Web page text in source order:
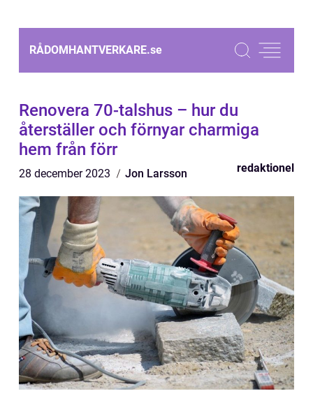
RÅDOMHANTVERKARE.se
Renovera 70-talshus – hur du
återställer och förnyar charmiga
hem från förr
28 december 2023 Jon Larsson redaktionel